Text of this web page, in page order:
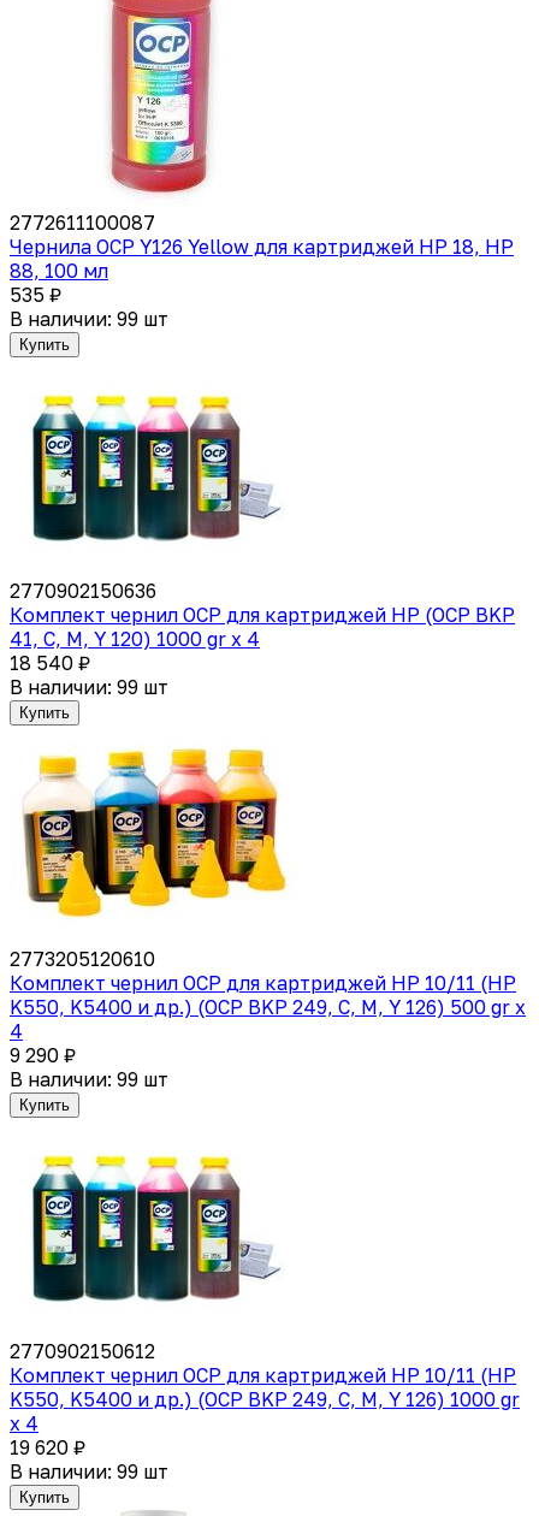
2772611100087
Чернила OCP Y126 Yellow для картриджей HP 18, HP
88, 100 мл
535 ₽
В наличии: 99 шт
Купить
2770902150636
Комплект чернил OCP для картриджей HP (OCP BKP
41, C, M, Y 120) 1000 gr x 4
18 540 ₽
В наличии: 99 шт
Купить
2773205120610
Комплект чернил OCP для картриджей HP 10/11 (HP
K550, K5400 и др.) (OCP BKP 249, C, M, Y 126) 500 gr x
4
9 290 ₽
В наличии: 99 шт
Купить
2770902150612
Комплект чернил OCP для картриджей HP 10/11 (HP
K550, K5400 и др.) (OCP BKP 249, C, M, Y 126) 1000 gr
x 4
19 620 ₽
В наличии: 99 шт
Купить